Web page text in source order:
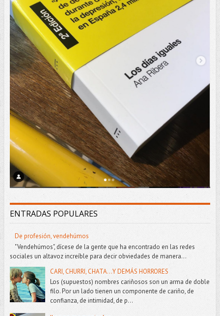
ENTRADAS POPULARES
De profesión, vendehúmos
"Vendehúmos", dícese de la gente que ha encontrado en las redes
sociales un altavoz increíble para decir obviedades de manera...
CARI, CHURRI, CHATA...Y DEMÁS HORRORES
Los (supuestos) nombres cariñosos son un arma de doble
filo. Por un lado tienen un componente de cariño, de
confianza, de intimidad, de p...